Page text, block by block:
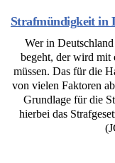
Strafmündigkeit in
Wer in
begeht, der wird mit
müssen. Das für die
von vielen Faktoren
Grundlage für die
hierbei das